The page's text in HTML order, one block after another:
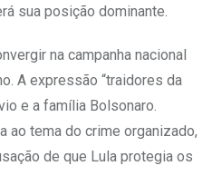
sua posição dominante.
na campanha nacional
A expressão “traidores da
e a família Bolsonaro.
ao tema do crime organizado,
de que Lula protegia os